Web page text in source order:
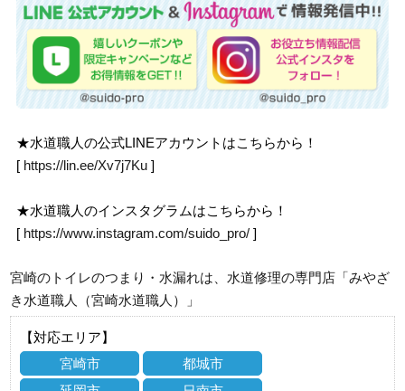
★水道職人の公式LINEアカウントはこちらから！
[ https://lin.ee/Xv7j7Ku ]
★水道職人のインスタグラムはこちらから！
[ https://www.instagram.com/suido_pro/ ]
宮崎のトイレのつまり・水漏れは、水道修理の専門店「みやざ
き水道職人（宮崎水道職人）」
【対応エリア】
宮崎市
都城市